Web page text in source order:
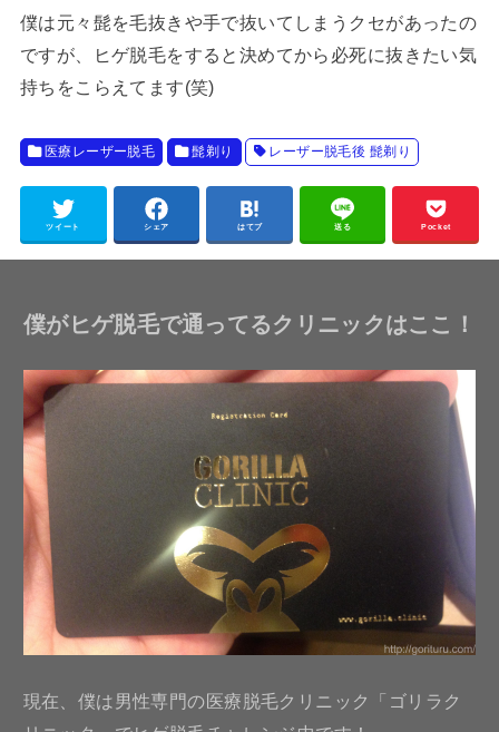
僕は元々髭を毛抜きや手で抜いてしまうクセがあったの
ですが、ヒゲ脱毛をすると決めてから必死に抜きたい気
持ちをこらえてます(笑)
医療レーザー脱毛 髭剃り レーザー脱毛後 髭剃り
ツイート シェア はてブ 送る Pocket
僕がヒゲ脱毛で通ってるクリニックはここ！
現在、僕は男性専門の医療脱毛クリニック「ゴリラク